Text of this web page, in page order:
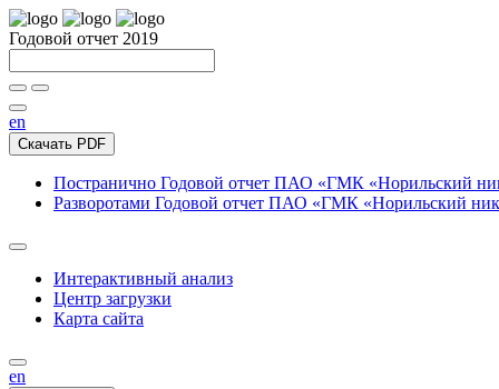
Годовой отчет 2019
en
Скачать PDF
Постранично Годовой отчет ПАО «ГМК «Норильский
Разворотами Годовой отчет ПАО «ГМК «Норильский
Интерактивный анализ
Центр загрузки
Карта сайта
en